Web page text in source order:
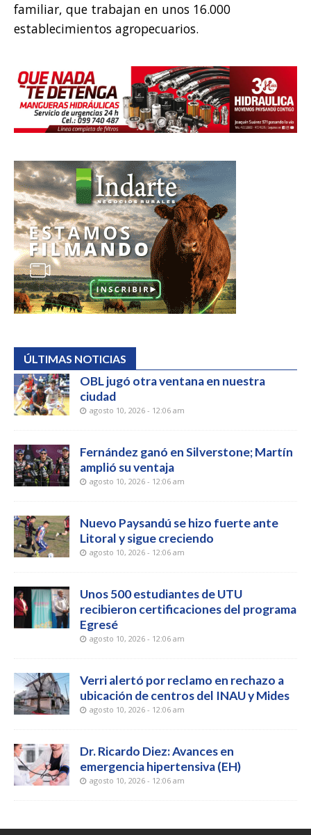
familiar, que trabajan en unos 16.000
establecimientos agropecuarios.
ÚLTIMAS NOTICIAS
OBL jugó otra ventana en nuestra
ciudad
agosto 10, 2026 - 12:06 am
Fernández ganó en Silverstone; Martín
amplió su ventaja
agosto 10, 2026 - 12:06 am
Nuevo Paysandú se hizo fuerte ante
Litoral y sigue creciendo
agosto 10, 2026 - 12:06 am
Unos 500 estudiantes de UTU
recibieron certificaciones del programa
Egresé
agosto 10, 2026 - 12:06 am
Verri alertó por reclamo en rechazo a
ubicación de centros del INAU y Mides
agosto 10, 2026 - 12:06 am
Dr. Ricardo Diez: Avances en
emergencia hipertensiva (EH)
agosto 10, 2026 - 12:06 am